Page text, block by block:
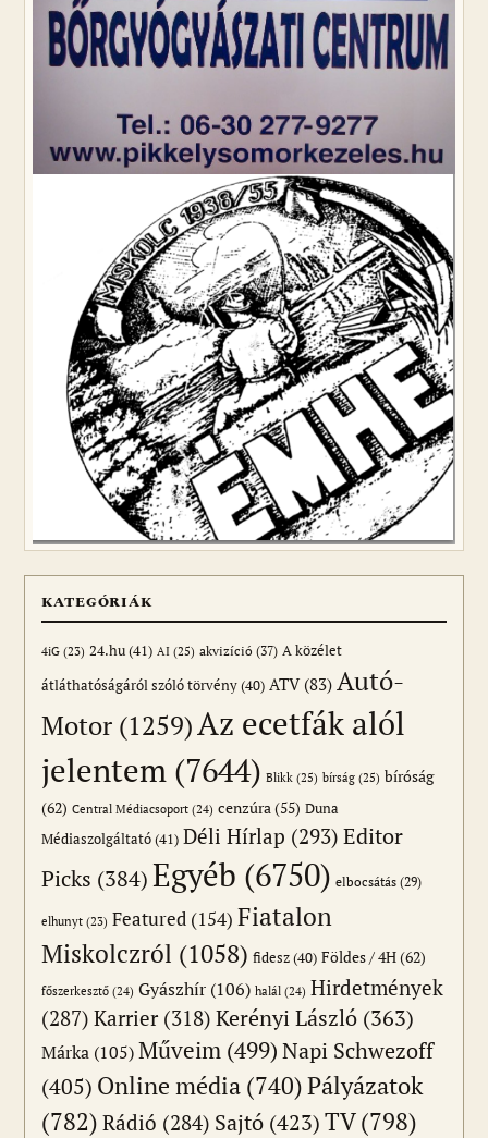
KATEGÓRIÁK
4iG (23) 24.hu(41) AI (25) akvizíció (37) A közélet
átláthatóságáról szóló törvény(40) ATV(83) Autó-
Motor (1259)Az ecetfák alól
jelentem (7644) Blikk (25) bírság (25) bíróság
(62) Central Médiacsoport (24) cenzúra(55) Duna
Médiaszolgáltató(41) Déli Hírlap (293) Editor
Picks (384)Egyéb (6750) elbocsátás (29)
elhunyt (23) Featured (154) Fiatalon
Miskolczról (1058) fidesz(40) Földes / 4H(62)
főszerkesztő (24) Gyászhír (106) halál (24) Hirdetmények
(287) Karrier(318) Kerényi László (363)
Márka (105) Műveim (499)Napi Schwezoff
(405) Online média (740)Pályázatok
(782) Rádió (284) Sajtó (423)TV(798)